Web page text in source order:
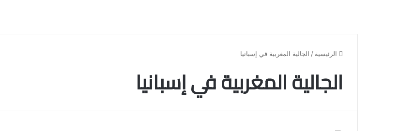
الرئيسية / الجالية المغربية في إسبانيا
الجالية المغربية في إسبانيا